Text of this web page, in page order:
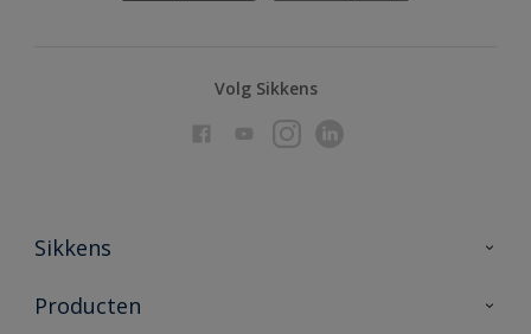
Volg Sikkens
Sikkens
Over Sikkens
Producten